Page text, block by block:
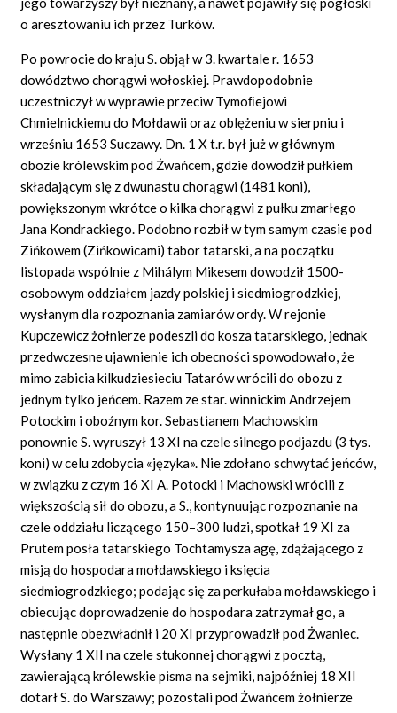
o aresztowaniu ich przez Turków.
Po powrocie do kraju S. objął w 3. kwartale r. 1653
dowództwo chorągwi wołoskiej. Prawdopodobnie
uczestniczył w wyprawie przeciw Tymoﬁejowi
Chmielnickiemu do Mołdawii oraz oblężeniu w sierpniu i
wrześniu 1653 Suczawy. Dn. 1 X t.r. był już w głównym
obozie królewskim pod Żwańcem, gdzie dowodził pułkiem
składającym się z dwunastu chorągwi (1481 koni),
powiększonym wkrótce o kilka chorągwi z pułku zmarłego
Jana Kondrackiego. Podobno rozbił w tym samym czasie pod
Zińkowem (Zińkowicami) tabor tatarski, a na początku
listopada wspólnie z Mihálym Mikesem dowodził 1500-
osobowym oddziałem jazdy polskiej i siedmiogrodzkiej,
wysłanym dla rozpoznania zamiarów ordy. W rejonie
Kupczewicz żołnierze podeszli do kosza tatarskiego, jednak
przedwczesne ujawnienie ich obecności spowodowało, że
mimo zabicia kilkudziesieciu Tatarów wrócili do obozu z
jednym tylko jeńcem. Razem ze star. winnickim Andrzejem
Potockim i oboźnym kor. Sebastianem Machowskim
ponownie S. wyruszył 13 XI na czele silnego podjazdu (3 tys.
koni) w celu zdobycia «języka». Nie zdołano schwytać jeńców,
w związku z czym 16 XI A. Potocki i Machowski wrócili z
większością sił do obozu, a S., kontynuując rozpoznanie na
czele oddziału liczącego 150–300 ludzi, spotkał 19 XI za
Prutem posła tatarskiego Tochtamysza agę, zdążającego z
misją do hospodara mołdawskiego i księcia
siedmiogrodzkiego; podając się za perkułaba mołdawskiego i
obiecując doprowadzenie do hospodara zatrzymał go, a
następnie obezwładnił i 20 XI przyprowadził pod Żwaniec.
Wysłany 1 XII na czele stukonnej chorągwi z pocztą,
zawierającą królewskie pisma na sejmiki, najpóźniej 18 XII
dotarł S. do Warszawy; pozostali pod Żwańcem żołnierze